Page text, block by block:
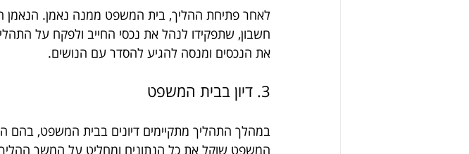
לאחר פתיחת ההליך, בית המשפט ממנה נאמן. הנאמן
חשבון, שתפקידו לנהל את נכסי החייב ולפקח על
את הנכסים ומנסה להגיע להסדר עם הנושים.
3. דיון בבית המשפט
במהלך התהליך מתקיימים דיונים בבית המשפט, בהם
המשפט שוקל את כל הנתונים ומחליט על המשך